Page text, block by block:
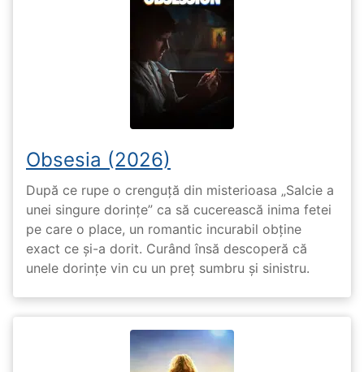
Obsesia (2026)
După ce rupe o crenguță din misterioasa „Salcie a
unei singure dorințe” ca să cucerească inima fetei
pe care o place, un romantic incurabil obține
exact ce și-a dorit. Curând însă descoperă că
unele dorințe vin cu un preț sumbru și sinistru.